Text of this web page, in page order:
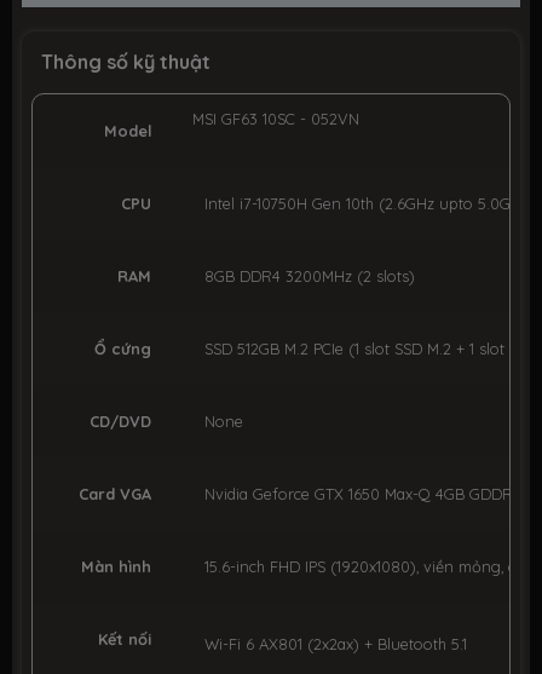
Thông số kỹ thuật
Model
MSI GF63 10SC - 052VN
CPU Intel i7-10750H Gen 10th (2.6GHz upto 5.0GHz,
RAM 8GB DDR4 3200MHz (2 slots)
Ổ cứng SSD 512GB M.2 PCIe (1 slot SSD M.2 + 1 slot 2.5
CD/DVD None
Card VGA Nvidia Geforce GTX 1650 Max-Q 4GB GDDR6
Màn hình 15.6-inch FHD IPS (1920x1080), viền mỏng,
Kết nối Wi-Fi 6 AX801 (2x2ax) + Bluetooth 5.1